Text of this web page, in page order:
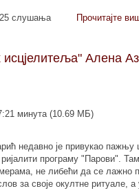
слушања Прочитајте
исцјелитеља" Алена
минута (10.69 МБ)
недавно је привукао
програму "Парови".
не либећи да се лажно
за своје окултне ритуале, а